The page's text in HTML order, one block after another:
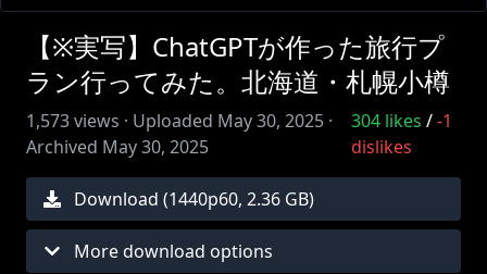
【※実写】ChatGPTが作った旅行プ
ラン行ってみた。北海道・札幌小樽
1,573views · Uploaded May 30, 2025 ·
Archived May 30, 2025
304 likes /-1
dislikes
Download (1440p60, 2.36 GB)
More download options